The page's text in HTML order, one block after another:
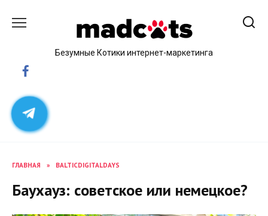
Безумные Котики интернет-маркетинга
ГЛАВНАЯ » BALTICDIGITALDAYS
Баухауз: советское или немецкое?